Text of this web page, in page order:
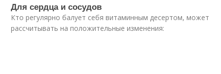
Для сердца и сосудов
Кто регулярно балует себя витаминным десертом, может
рассчитывать на положительные изменения: